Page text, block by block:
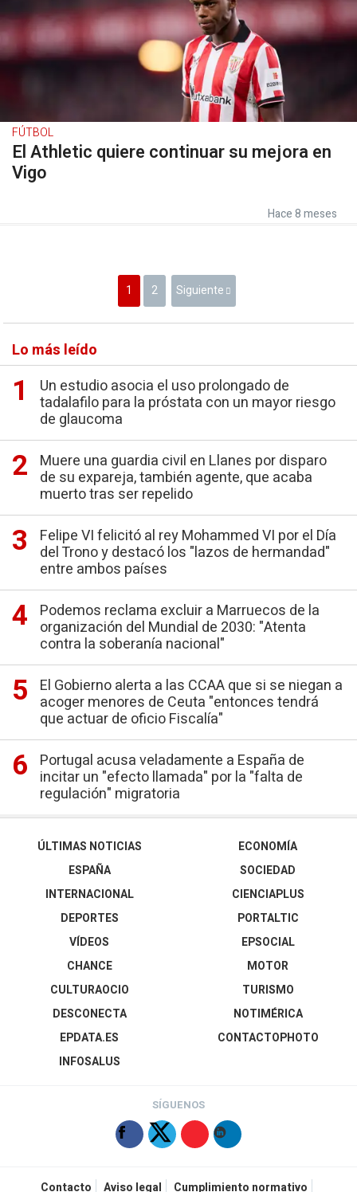
FÚTBOL
El Athletic quiere continuar su mejora en
Vigo
Hace 8 meses
1 2 Siguiente
Lo más leído
Un estudio asocia el uso prolongado de
tadalafilo para la próstata con un mayor riesgo
de glaucoma
Muere una guardia civil en Llanes por disparo
de su expareja, también agente, que acaba
muerto tras ser repelido
Felipe VI felicitó al rey Mohammed VI por el Día
del Trono y destacó los "lazos de hermandad"
entre ambos países
Podemos reclama excluir a Marruecos de la
organización del Mundial de 2030: "Atenta
contra la soberanía nacional"
El Gobierno alerta a las CCAA que si se niegan a
acoger menores de Ceuta "entonces tendrá
que actuar de oficio Fiscalía"
Portugal acusa veladamente a España de
incitar un "efecto llamada" por la "falta de
regulación" migratoria
ÚLTIMAS NOTICIAS
ESPAÑA
INTERNACIONAL
DEPORTES
VÍDEOS
ECONOMÍA
SOCIEDAD
CIENCIAPLUS
PORTALTIC
EPSOCIAL
CHANCE
CULTURAOCIO
DESCONECTA
EPDATA.ES
INFOSALUS
MOTOR
TURISMO
NOTIMÉRICA
CONTACTOPHOTO
SÍGUENOS
Contacto Aviso legal Cumplimiento normativo